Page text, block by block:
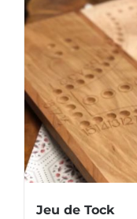
Jeu de Tock